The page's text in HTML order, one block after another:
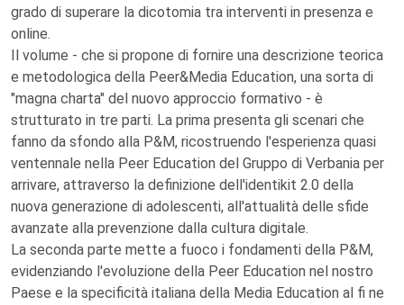
grado di superare la dicotomia tra interventi in presenza e
online.
Il volume - che si propone di fornire una descrizione teorica
e metodologica della Peer&Media Education, una sorta di
"magna charta" del nuovo approccio formativo - è
strutturato in tre parti. La prima presenta gli scenari che
fanno da sfondo alla P&M, ricostruendo l'esperienza quasi
ventennale nella Peer Education del Gruppo di Verbania per
arrivare, attraverso la definizione dell'identikit 2.0 della
nuova generazione di adolescenti, all'attualità delle sfide
avanzate alla prevenzione dalla cultura digitale.
La seconda parte mette a fuoco i fondamenti della P&M,
evidenziando l'evoluzione della Peer Education nel nostro
Paese e la specificità italiana della Media Education al fi ne